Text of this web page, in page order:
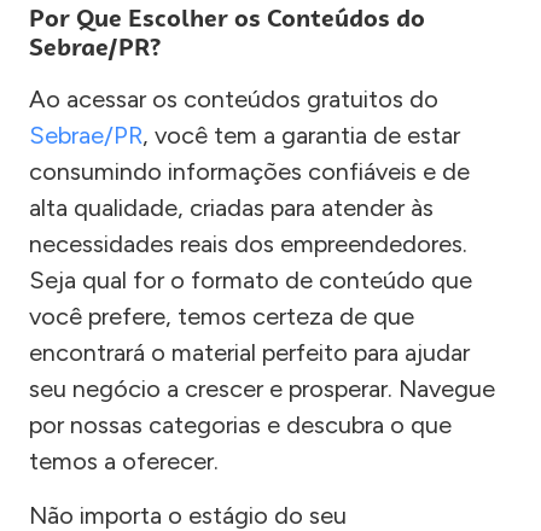
Por Que Escolher os Conteúdos do
Sebrae/PR?
Ao acessar os conteúdos gratuitos do
Sebrae/PR, você tem a garantia de estar
consumindo informações confiáveis e de
alta qualidade, criadas para atender às
necessidades reais dos empreendedores.
Seja qual for o formato de conteúdo que
você prefere, temos certeza de que
encontrará o material perfeito para ajudar
seu negócio a crescer e prosperar. Navegue
por nossas categorias e descubra o que
temos a oferecer.
Não importa o estágio do seu